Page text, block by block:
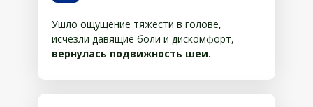
Ушло ощущение тяжести в голове,
исчезли давящие боли и дискомфорт,
вернулась подвижность шеи.